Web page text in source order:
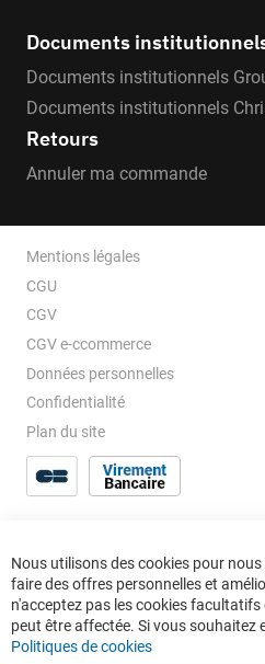
(galva, inox, cuivre, plomb,
tubes PE. Gamme de
coudes, raccords côté
Plage de tolérance
15 à 50 mm selon les
élevée sur tout type de
au vieillissement à 50 ans.
Documents
Documents institutionnels
Documents institutionnels
Retours
Annuler ma commande
Mentions légales
CGU
CGV
CGV e-ccommerce
Données personnelles
Confidentialité
Plan du site
Nous utilisons des cookies pour
faire des offres personnelles et
n'acceptez pas les cookies
peut être affectée. Si vous souhaitez
Politiques de cookies